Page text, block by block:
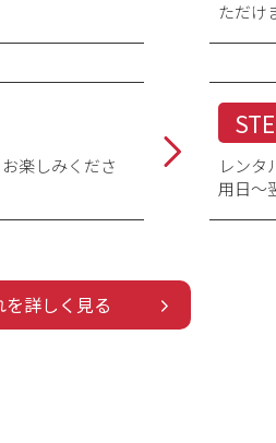
ただけ
楽しみくださ
レンタ
用日～
詳しく見る